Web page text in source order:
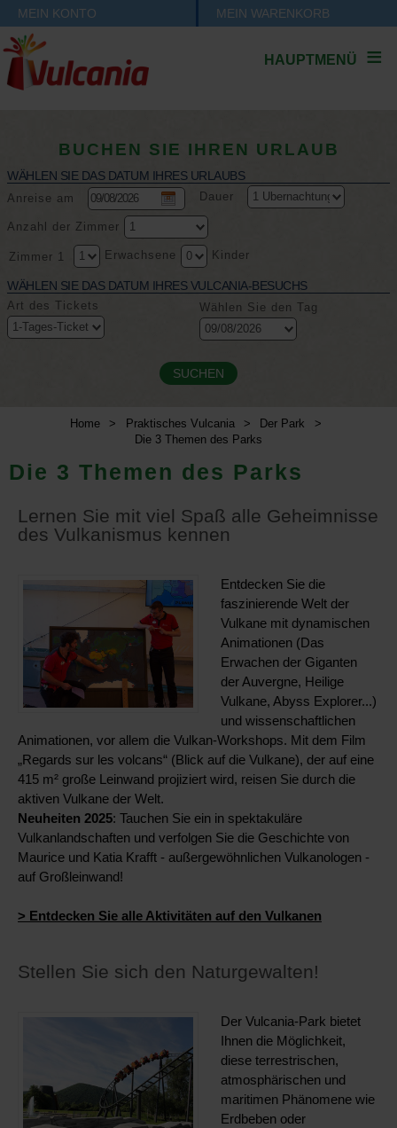
MEIN KONTO MEIN WARENKORB
HAUPTMENÜ
BUCHEN SIE IHREN URLAUB
WÄHLEN SIE DAS DATUM IHRES URLAUBS
Anreise am Dauer
Anzahl der Zimmer
Zimmer 1 Erwachsene Kinder
WÄHLEN SIE DAS DATUM IHRES VULCANIA-BESUCHS
Art des Tickets Wählen Sie den Tag
Home > Praktisches Vulcania > Der Park
>
Die 3 Themen des Parks
Die 3 Themen des Parks
Lernen Sie mit viel Spaß alle Geheimnisse
des Vulkanismus kennen
Entdecken Sie die
faszinierende Welt der
Vulkane mit dynamischen
Animationen (Das
Erwachen der Giganten
der Auvergne, Heilige
Vulkane, Abyss Explorer...)
und wissenschaftlichen
Animationen, vor allem die Vulkan-Workshops. Mit dem Film
„Regards sur les volcans“ (Blick auf die Vulkane), der auf eine
415 m² große Leinwand projiziert wird, reisen Sie durch die
aktiven Vulkane der Welt.
Neuheiten 2025: Tauchen Sie ein in spektakuläre
Vulkanlandschaften und verfolgen Sie die Geschichte von
Maurice und Katia Krafft - außergewöhnlichen Vulkanologen -
auf Großleinwand!
> Entdecken Sie alle Aktivitäten auf den Vulkanen
Stellen Sie sich den Naturgewalten!
Der Vulcania-Park bietet
Ihnen die Möglichkeit,
diese terrestrischen,
atmosphärischen und
maritimen Phänomene wie
Erdbeben oder